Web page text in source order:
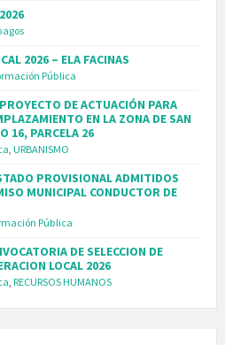
2026 – ELA FACINAS
Pública
DE ACTUACIÓN PARA
EN LA ZONA DE SAN
16, PARCELA 26
, URBANISMO
PROVISIONAL ADMITIDOS
MUNICIPAL CONDUCTOR DE
Pública
DE SELECCION DE
LOCAL 2026
, RECURSOS HUMANOS